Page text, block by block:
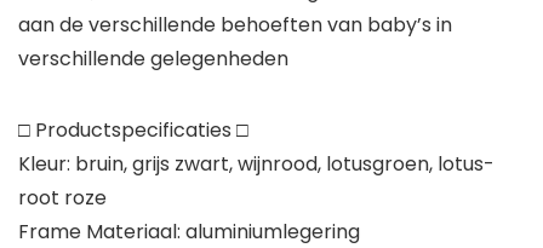
aan de verschillende behoeften van baby’s in
verschillende gelegenheden
□ Productspecificaties □
Kleur: bruin, grijs zwart, wijnrood, lotusgroen, lotus-
root roze
Frame Materiaal: aluminiumlegering